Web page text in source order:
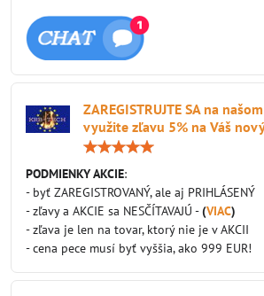
ZAREGISTRUJTE SA na
využite zľavu 5% na Váš
PODMIENKY AKCIE:
- byť ZAREGISTROVANÝ, ale aj PRIHLÁSENÝ
- zľavy a AKCIE sa NESČÍTAVAJÚ -(VIAC)
- zľava je len na tovar, ktorý nie je v AKCII
- cena pece musí byť vyššia, ako 999 EUR!